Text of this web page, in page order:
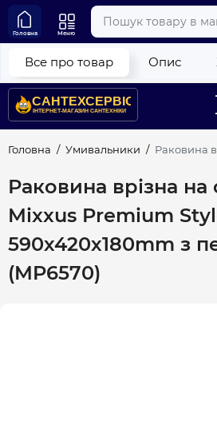
Головна Меню
Головна Умивальники Раковина
Раковина врізна на
Mixxus Premium
590х420х180mm з
(MP6570)
Все про товар Опис